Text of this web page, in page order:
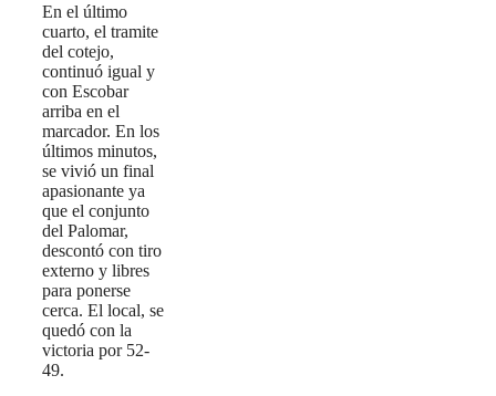
En el último
cuarto, el tramite
del cotejo,
continuó igual y
con Escobar
arriba en el
marcador. En los
últimos minutos,
se vivió un final
apasionante ya
que el conjunto
del Palomar,
descontó con tiro
externo y libres
para ponerse
cerca. El local, se
quedó con la
victoria por 52-
49.